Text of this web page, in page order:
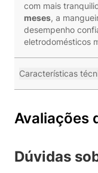
com mais
meses, a
desempenho
eletrodomésticos
Características
Avaliações
Dúvidas